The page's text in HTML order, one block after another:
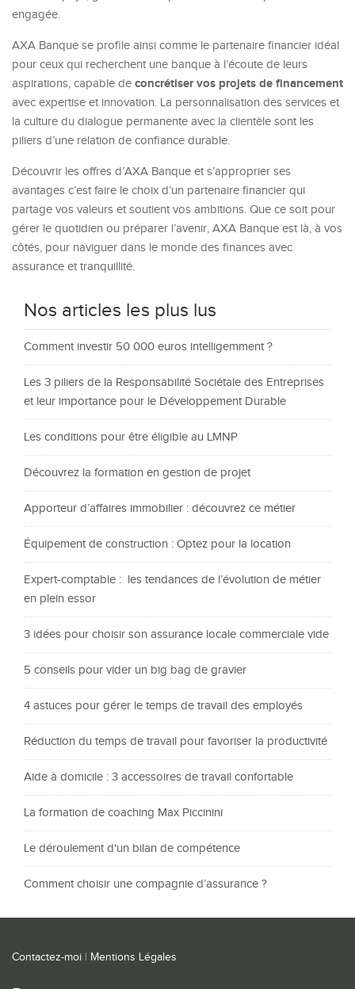
engagée.
AXA Banque se profile ainsi comme le partenaire financier idéal
pour ceux qui recherchent une banque à l’écoute de leurs
aspirations, capable de concrétiser vos projets de financement
avec expertise et innovation. La personnalisation des services et
la culture du dialogue permanente avec la clientèle sont les
piliers d’une relation de confiance durable.
Découvrir les offres d’AXA Banque et s’approprier ses
avantages c’est faire le choix d’un partenaire financier qui
partage vos valeurs et soutient vos ambitions. Que ce soit pour
gérer le quotidien ou préparer l’avenir, AXA Banque est là, à vos
côtés, pour naviguer dans le monde des finances avec
assurance et tranquillité.
Nos articles les plus lus
Comment investir 50 000 euros intelligemment ?
Les 3 piliers de la Responsabilité Sociétale des Entreprises
et leur importance pour le Développement Durable
Les conditions pour être éligible au LMNP
Découvrez la formation en gestion de projet
Apporteur d’affaires immobilier : découvrez ce métier
Équipement de construction : Optez pour la location
Expert-comptable : les tendances de l’évolution de métier
en plein essor
3 idées pour choisir son assurance locale commerciale vide
5 conseils pour vider un big bag de gravier
4 astuces pour gérer le temps de travail des employés
Réduction du temps de travail pour favoriser la productivité
Aide à domicile : 3 accessoires de travail confortable
La formation de coaching Max Piccinini
Le déroulement d'un bilan de compétence
Comment choisir une compagnie d’assurance ?
Contactez-moi | Mentions Légales